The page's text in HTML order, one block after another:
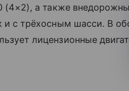
(4×2), а также
и с трёхосным шасси. В
лицензионные